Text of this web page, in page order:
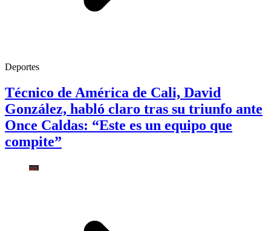
Deportes
Técnico de América de Cali, David
González, habló claro tras su triunfo ante
Once Caldas: “Este es un equipo que
compite”